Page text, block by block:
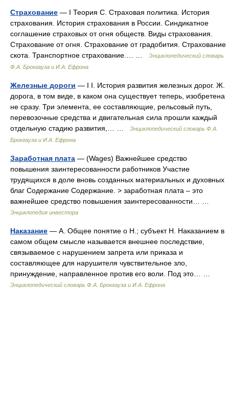
Страхование — I Теория С. Страховая политика. История
страхования. История страхования в России. Синдикатное
соглашение страховых от огня обществ. Виды страхования.
Страхование от огня. Страхование от градобития. Страхование
скота. Транспортное страхование.… …
Энциклопедический словарь
Ф.А. Брокгауза и И.А. Ефрона
Железные дороги — I I. История развития железных дорог. Ж.
дорога, в том виде, в каком она существует теперь, изобретена
не сразу. Три элемента, ее составляющие, рельсовый путь,
перевозочные средства и двигательная сила прошли каждый
отдельную стадию развития,… …
Энциклопедический словарь Ф.А.
Брокгауза и И.А. Ефрона
Заработная плата — (Wages) Важнейшее средство
повышения заинтересованности работников Участие
трудящихся в доле вновь созданных материальных и духовных
благ Содержание Содержание. > заработная плата – это
важнейшее средство повышения заинтересованности… …
Энциклопедия инвестора
Наказание — А. Общее понятие о Н.; субъект Н. Наказанием в
самом общем смысле называется внешнее последствие,
связываемое с нарушением запрета или приказа и
составляющее для нарушителя чувствительное зло,
принуждение, направленное против его воли. Под это… …
Энциклопедический словарь Ф.А. Брокгауза и И.А. Ефрона